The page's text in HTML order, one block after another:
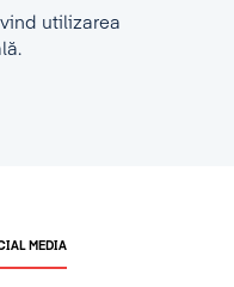
utilizarea
MEDIA